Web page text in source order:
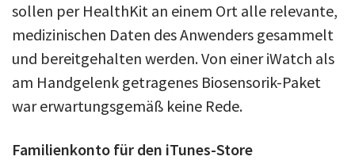
sollen per HealthKit an einem Ort alle relevante,
medizinischen Daten des Anwenders gesammelt
und bereitgehalten werden. Von einer iWatch als
am Handgelenk getragenes Biosensorik-Paket
war erwartungsgemäß keine Rede.
Familienkonto für den iTunes-Store